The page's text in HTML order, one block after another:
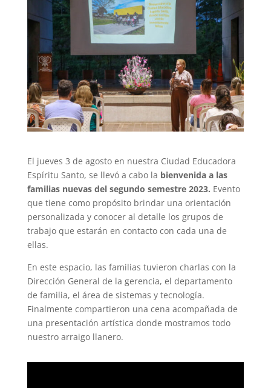
El jueves 3 de agosto en nuestra Ciudad Educadora
Espíritu Santo, se llevó a cabo la bienvenida a las
familias nuevas del segundo semestre 2023. Evento
que tiene como propósito brindar una orientación
personalizada y conocer al detalle los grupos de
trabajo que estarán en contacto con cada una de
ellas.
En este espacio, las familias tuvieron charlas con la
Dirección General de la gerencia, el departamento
de familia, el área de sistemas y tecnología.
Finalmente compartieron una cena acompañada de
una presentación artística donde mostramos todo
nuestro arraigo llanero.